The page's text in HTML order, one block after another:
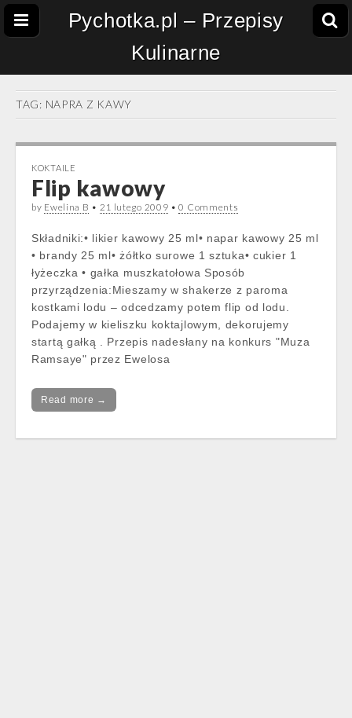
Pychotka.pl – Przepisy
Kulinarne
TAG: NAPRA Z KAWY
KOKTAILE
Flip kawowy
by Ewelina B • 21 lutego 2009 •0 Comments
Składniki:• likier kawowy 25 ml• napar kawowy 25 ml
• brandy 25 ml• żółtko surowe 1 sztuka• cukier 1
łyżeczka • gałka muszkatołowa Sposób
przyrządzenia:Mieszamy w shakerze z paroma
kostkami lodu – odcedzamy potem flip od lodu.
Podajemy w kieliszku koktajlowym, dekorujemy
startą gałką . Przepis nadesłany na konkurs "Muza
Ramsaye" przez Ewelosa
Read more →